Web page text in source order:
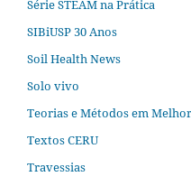
Série STEAM na Prática
SIBiUSP 30 Anos
Soil Health News
Solo vivo
Teorias e Métodos em
Textos CERU
Travessias